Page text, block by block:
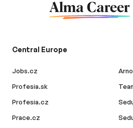
Alma Career
Central Europe
Jobs.cz
Profesia.sk
Profesia.cz
Prace.cz